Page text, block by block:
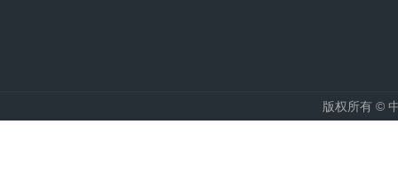
版权所有 ©